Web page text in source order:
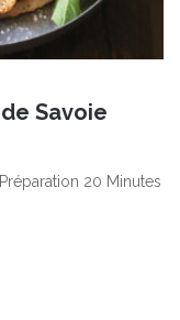
Savoie
20 Minutes